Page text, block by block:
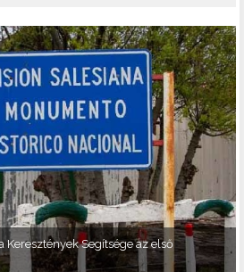
Keresztények Segítsége az első